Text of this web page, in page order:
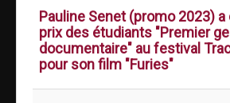
Pauline Senet (promo 2023)
prix des étudiants "Premier
documentaire" au festival
pour son film "Furies"